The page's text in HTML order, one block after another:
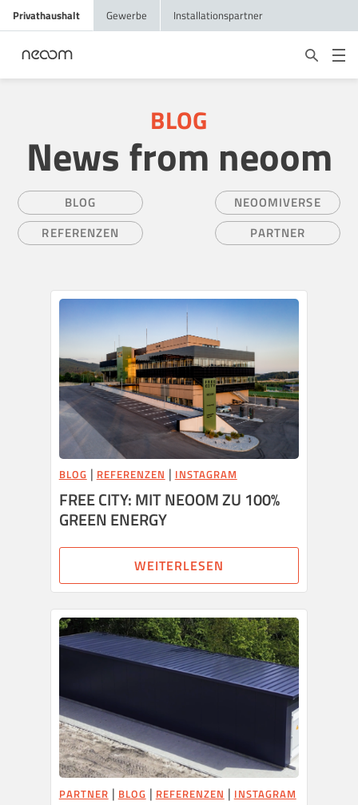
Privathaushalt Gewerbe Installationspartner
BLOG
News from neoom
BLOG
NEOOMIVERSE
REFERENZEN
PARTNER
BLOG | REFERENZEN | INSTAGRAM
FREE CITY: MIT NEOOM ZU 100%
GREEN ENERGY
WEITERLESEN
PARTNER | BLOG | REFERENZEN | INSTAGRAM